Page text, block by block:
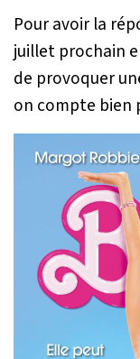
Pour avoir la
juillet prochain
de provoquer
on compte bien